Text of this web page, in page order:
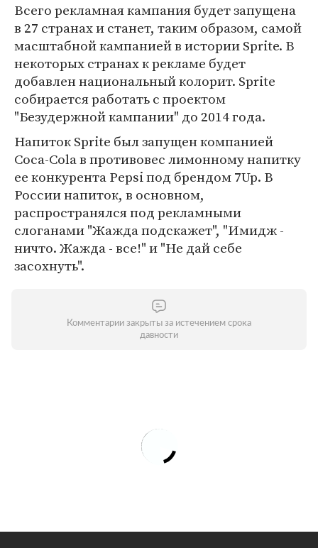
Всего рекламная кампания будет запущена
в 27 странах и станет, таким образом, самой
масштабной кампанией в истории Sprite. В
некоторых странах к рекламе будет
добавлен национальный колорит. Sprite
собирается работать с проектом
"Безудержной кампании" до 2014 года.
Напиток Sprite был запущен компанией
Coca-Cola в противовес лимонному напитку
ее конкурента Pepsi под брендом 7Up. В
России напиток, в основном,
распространялся под рекламными
слоганами "Жажда подскажет", "Имидж -
ничто. Жажда - все!" и "Не дай себе
засохнуть".
Комментарии закрыты за истечением срока
давности